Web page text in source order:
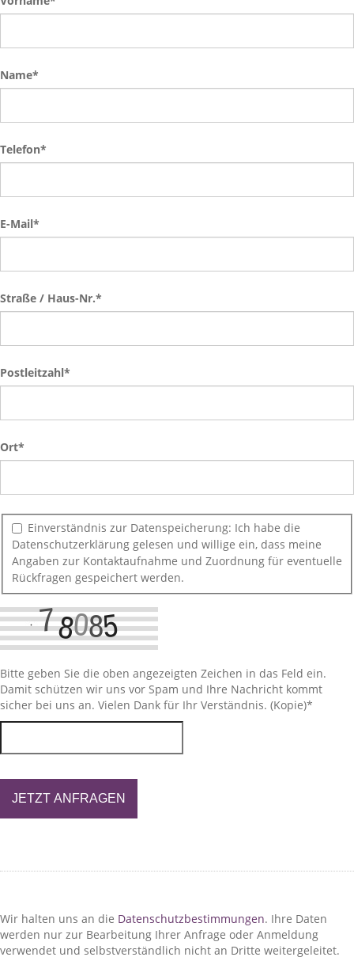
Name*
Telefon*
E-Mail*
Straße / Haus-Nr.*
Postleitzahl*
Ort*
Einverständnis zur Datenspeicherung: Ich habe die
Datenschutzerklärung gelesen und willige ein, dass meine
Angaben zur Kontaktaufnahme und Zuordnung für eventuelle
Rückfragen gespeichert werden.
Bitte geben Sie die oben angezeigten Zeichen in das Feld ein.
Damit schützen wir uns vor Spam und Ihre Nachricht kommt
sicher bei uns an. Vielen Dank für Ihr Verständnis. (Kopie)*
JETZT ANFRAGEN
Wir halten uns an die Datenschutzbestimmungen. Ihre Daten
werden nur zur Bearbeitung Ihrer Anfrage oder Anmeldung
verwendet und selbstverständlich nicht an Dritte weitergeleitet.